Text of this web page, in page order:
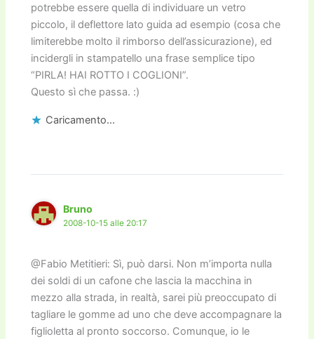
potrebbe essere quella di individuare un vetro
piccolo, il deflettore lato guida ad esempio (cosa che
limiterebbe molto il rimborso dell’assicurazione), ed
incidergli in stampatello una frase semplice tipo
“PIRLA! HAI ROTTO I COGLIONI”.
Questo sì che passa. :)
Caricamento...
Bruno
2008-10-15 alle 20:17
@Fabio Metitieri: Sì, può darsi. Non m’importa nulla
dei soldi di un cafone che lascia la macchina in
mezzo alla strada, in realtà, sarei più preoccupato di
tagliare le gomme ad uno che deve accompagnare la
figlioletta al pronto soccorso. Comunque, io le